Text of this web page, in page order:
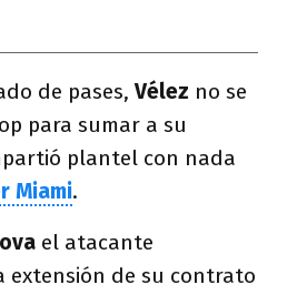
de pases,Vélez no se
para sumar a su
plantel con nada
Miami.
el atacante
extensión de su contrato